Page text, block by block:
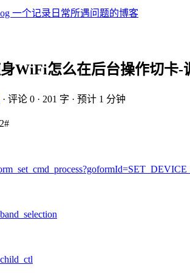
一个记录日常所遇问题的博客
身WiFi怎么在后台操作切卡
· 评论 0 · 201 字 · 预计 1 分钟